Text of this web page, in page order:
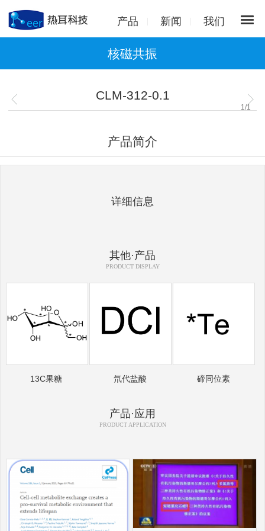
产品 新闻 我们
核磁共振
CLM-312-0.1
1 /1
产品简介
详细信息
其他·产品
PRODUCT DISPLAY
13C果糖 氘代盐酸 碲同位素
产品·应用
PRODUCT APPLICATION